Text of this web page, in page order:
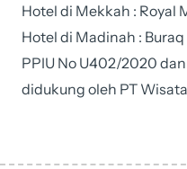
Hotel di Mekkah : Royal
Hotel di Madinah :
PPIU No U402/2020 dan
didukung oleh PT